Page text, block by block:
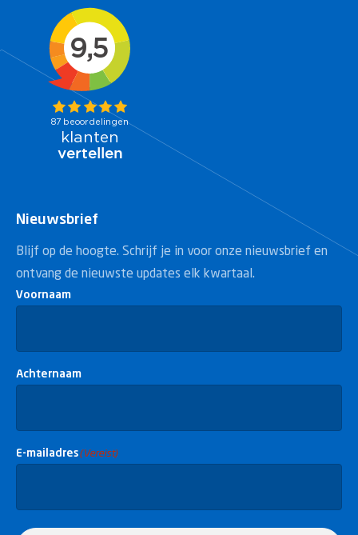
Nieuwsbrief
Blijf op de hoogte. Schrijf je in voor onze nieuwsbrief en
ontvang de nieuwste updates elk kwartaal.
Voornaam
Achternaam
E-mailadres(Vereist)